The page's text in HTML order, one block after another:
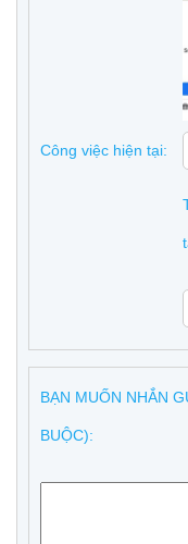
Công việc hiện tại:
BẠN MUỐN NHẮN
BUỘC):